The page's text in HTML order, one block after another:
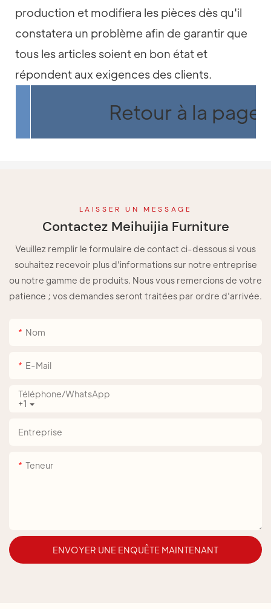
production et modifiera les pièces dès qu'il
constatera un problème afin de garantir que
tous les articles soient en bon état et
répondent aux exigences des clients.
Retour à la page
LAISSER UN MESSAGE
Contactez Meihuijia Furniture
Veuillez remplir le formulaire de contact ci-dessous si vous
souhaitez recevoir plus d'informations sur notre entreprise
ou notre gamme de produits. Nous vous remercions de votre
patience ; vos demandes seront traitées par ordre d'arrivée.
Nom
E-Mail
+1
Téléphone/WhatsApp
Entreprise
Teneur
ENVOYER UNE ENQUÊTE MAINTENANT